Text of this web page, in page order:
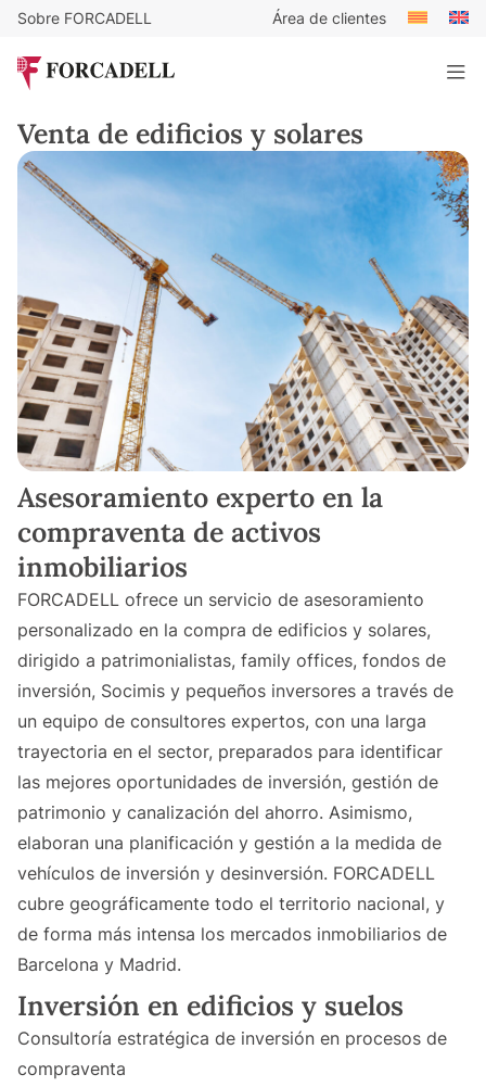
Sobre FORCADELL Área de clientes
Venta de edificios y solares
Asesoramiento experto en la
compraventa de activos
inmobiliarios
FORCADELL ofrece un servicio de asesoramiento
personalizado en la compra de edificios y solares,
dirigido a patrimonialistas, family offices, fondos de
inversión, Socimis y pequeños inversores a través de
un equipo de consultores expertos, con una larga
trayectoria en el sector, preparados para identificar
las mejores oportunidades de inversión, gestión de
patrimonio y canalización del ahorro. Asimismo,
elaboran una planificación y gestión a la medida de
vehículos de inversión y desinversión. FORCADELL
cubre geográficamente todo el territorio nacional, y
de forma más intensa los mercados inmobiliarios de
Barcelona y Madrid.
Inversión en edificios y suelos
Consultoría estratégica de inversión en procesos de
compraventa